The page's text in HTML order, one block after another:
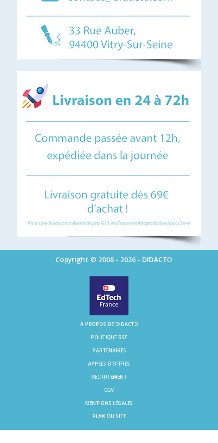
Copyright © 2008 - 2026 - DIDACTO
A PROPOS DE DIDACTO
POLITIQUE RSE
PARTENAIRES
APPELS D'OFFRES
RECRUTEMENT
CGV
MENTIONS LÉGALES
PLAN DU SITE